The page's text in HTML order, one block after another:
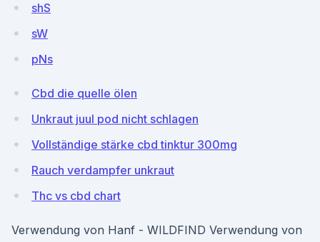
shS
sW
pNs
Cbd die quelle ölen
Unkraut juul pod nicht schlagen
Vollständige stärke cbd tinktur 300mg
Rauch verdampfer unkraut
Thc vs cbd chart
Verwendung von Hanf - WILDFIND Verwendung von